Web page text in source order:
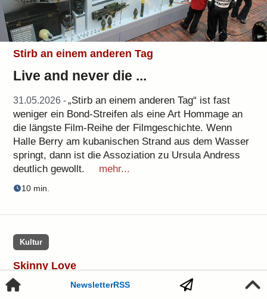
NewsletterRSS
Stirb an einem anderen Tag
Live and never die ...
31.05.2026 -„Stirb an einem anderen Tag“ ist fast
weniger ein Bond-Streifen als eine Art Hommage an
die längste Film-Reihe der Filmgeschichte. Wenn
Halle Berry am kubanischen Strand aus dem Wasser
springt, dann ist die Assoziation zu Ursula Andress
deutlich gewollt.
mehr...
10 min.
Kultur
Skinny Love
Positiv zwischen Porno und